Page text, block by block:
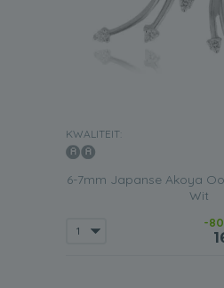
KWALITEIT:
6-7mm Japanse Akoya
Wit
-